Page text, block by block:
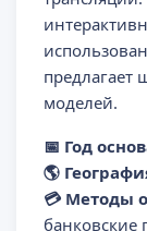
предлагает
моделей.
📅 Год
🌎
💳 Методы
банковские